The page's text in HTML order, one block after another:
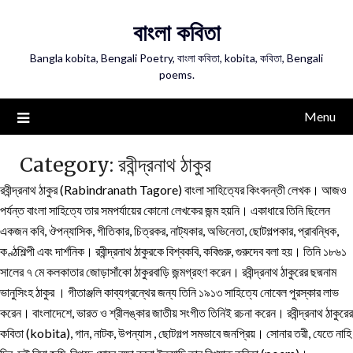
বাংলা কবিতা
Bangla kobita, Bengali Poetry, বাংলা কবিতা, kobita, কবিতা, Bengali
poems.
Menu
Category: রবীন্দ্রনাথ ঠাকুর
রবীন্দ্রনাথ ঠাকুর (Rabindranath Tagore) বাংলা সাহিত্যের কিংবদন্তী লেখক। আজও
পর্যন্ত বাংলা সাহিত্যে তার সমপর্যায়ের কোনো লেখকের জন্ম হয়নি। একাধারে তিনি ছিলেন
একজন কবি, ঔপন্যাসিক, গীতিকার, চিত্রকর, নাট্যকার, অভিনেতা, ছোটগল্পকার, প্রাবন্ধিক,
কণ্ঠশিল্পী এবং দার্শনিক। রবীন্দ্রনাথ ঠাকুরকে বিশ্বকবি, কবিগুরু, গুরুদেব বলা হয়। তিনি ১৮৬১
সালের ৭ মে কলকাতার জোড়াসাঁকো ঠাকুরবাড়ি জন্মগ্রহণ করেন। রবীন্দ্রনাথ ঠাকুরের ছদ্মনাম
ভানুসিংহ ঠাকুর । গীতাঞ্জলি কাব্যগ্রন্থের জন্য তিনি ১৯১৩ সাহিত্যে নোবেল পুরস্কার লাভ
করেন। বাংলাদেশে, ভারত ও শ্রীলঙ্কার জাতীয় সংগীত তিনিই রচনা করেন। রবীন্দ্রনাথ ঠাকুরের
কবিতা (kobita), গান, নাটক, উপন্যাস , ছোটগল্প সমভাবে জনপ্রিয়। সোনার তরী, যেতে নাহি